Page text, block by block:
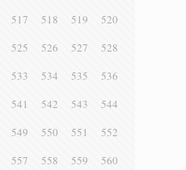
517 518 519
520
525 526 527
528
533 534 535
536
541 542 543
544
549 550 551
552
557 558 559
560